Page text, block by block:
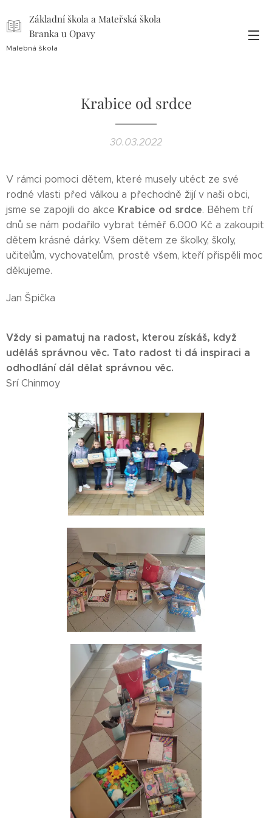
Základní škola a Mateřská škola
Branka u Opavy
Malebná škola
Krabice od srdce
30.03.2022
V rámci pomoci dětem, které musely utéct ze své
rodné vlasti před válkou a přechodně žijí v naši obci,
jsme se zapojili do akce Krabice od srdce. Během tří
dnů se nám podařilo vybrat téměř 6.000 Kč a zakoupit
dětem krásné dárky. Všem dětem ze školky, školy,
učitelům, vychovatelům, prostě všem, kteří přispěli moc
děkujeme.
Jan Špička
Vždy si pamatuj na radost, kterou získáš, když
uděláš správnou věc. Tato radost ti dá inspiraci a
odhodlání dál dělat správnou věc.
Srí Chinmoy